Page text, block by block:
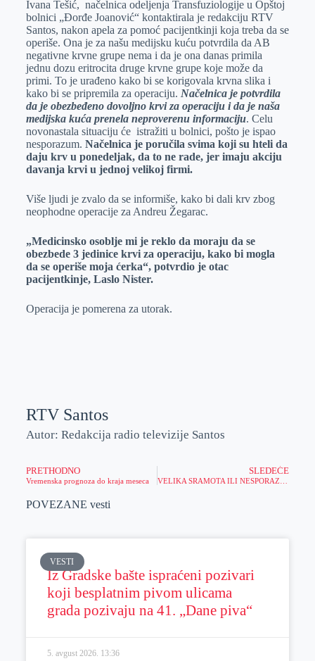
Ivana Tešić, načelnica odeljenja Transfuziologije u Opštoj
bolnici „Đorđe Joanović“ kontaktirala je redakciju RTV
Santos, nakon apela za pomoć pacijentkinji koja treba da se
operiše. Ona je za našu medijsku kuću potvrdila da AB
negativne krvne grupe nema i da je ona danas primila
jednu dozu eritrocita druge krvne grupe koje može da
primi. To je urađeno kako bi se korigovala krvna slika i
kako bi se pripremila za operaciju. Načelnica je potvrdila
da je obezbeđeno dovoljno krvi za operaciju i da je naša
medijska kuća prenela neproverenu informaciju. Celu
novonastala situaciju će istražiti u bolnici, pošto je ispao
nesporazum. Načelnica je poručila svima koji su hteli da
daju krv u ponedeljak, da to ne rade, jer imaju akciju
davanja krvi u jednoj velikoj firmi.
Više ljudi je zvalo da se informiše, kako bi dali krv zbog
neophodne operacije za Andreu Žegarac.
„Medicinsko osoblje mi je reklo da moraju da se
obezbede 3 jedinice krvi za operaciju, kako bi mogla
da se operiše moja ćerka“, potvrdio je otac
pacijentkinje, Laslo Nister.
Operacija je pomerena za utorak.
RTV Santos
Autor: Redakcija radio televizije Santos
PRETHODNO
Vremenska prognoza do kraja meseca
SLEDEĆE
POVEZANE vesti
VESTI
Iz Gradske bašte ispraćeni pozivari
koji besplatnim pivom ulicama
grada pozivaju na 41. „Dane piva“
5. avgust 2026. 13:36